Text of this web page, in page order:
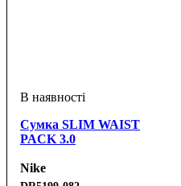
Сумка SLIM WAIST
PACK 3.0
Nike